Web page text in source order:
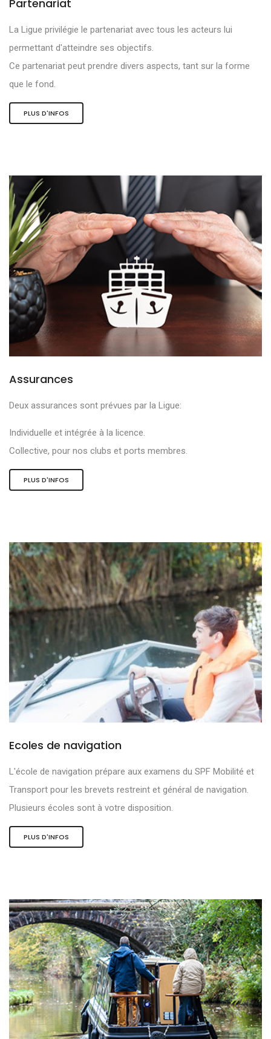
Partenariat
La Ligue privilégie le partenariat avec tous les acteurs lui
permettant d'atteindre ses objectifs.
Ce partenariat peut prendre divers aspects, tant sur la forme
que le fond.
PLUS D'INFOS
Assurances
Deux assurances sont prévues par la Ligue:
Individuelle et intégrée à la licence.
Collective, pour nos clubs et ports membres.
PLUS D'INFOS
Ecoles de navigation
L'école de navigation prépare aux examens du SPF Mobilité et
Transport pour les brevets restreint et général de navigation.
Plusieurs écoles sont à votre disposition.
PLUS D'INFOS